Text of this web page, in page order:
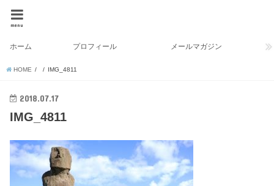
menu
ホーム プロフィール メールマガジン
HOME IMG_4811
2018.07.17
IMG_4811